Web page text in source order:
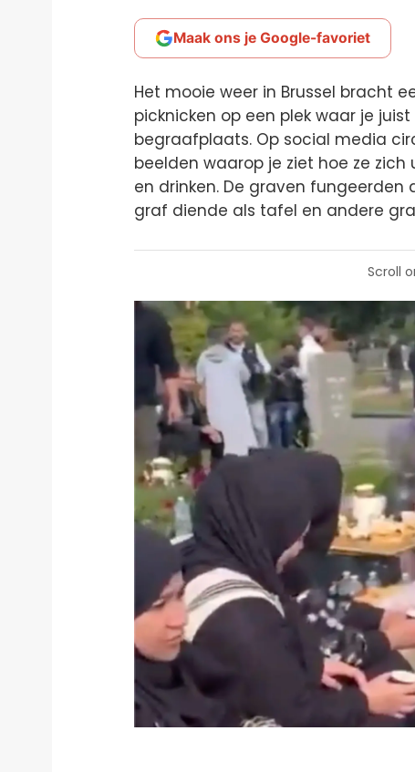
Maak ons je Google-favoriet
Het mooie weer in Brussel bracht
picknicken op een plek waar je
begraafplaats. Op social media
beelden waarop je ziet hoe ze
en drinken. De graven fungeerden
graf diende als tafel en andere
Scroll